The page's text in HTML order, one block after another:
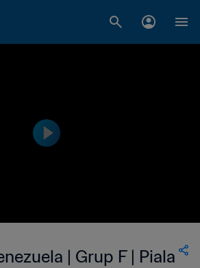
| Grup F | Piala